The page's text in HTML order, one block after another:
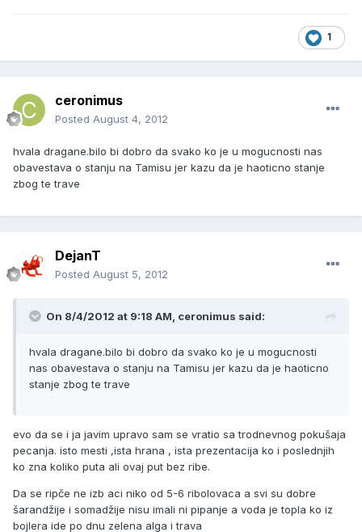
1
ceronimus
Posted August 4, 2012
hvala dragane.bilo bi dobro da svako ko je u mogucnosti nas
obavestava o stanju na Tamisu jer kazu da je haoticno stanje
zbog te trave
DejanT
Posted August 5, 2012
On 8/4/2012 at 9:18 AM, ceronimus said:
hvala dragane.bilo bi dobro da svako ko je u mogucnosti
nas obavestava o stanju na Tamisu jer kazu da je haoticno
stanje zbog te trave
evo da se i ja javim upravo sam se vratio sa trodnevnog pokušaja
pecanja. isto mesti ,ista hrana , ista prezentacija ko i poslednjih
ko zna koliko puta ali ovaj put bez ribe.
Da se ripče ne izb aci niko od 5-6 ribolovaca a svi su dobre
šarandžije i somadžije nisu imali ni pipanje a voda je topla ko iz
bojlera ide po dnu zelena alga i trava